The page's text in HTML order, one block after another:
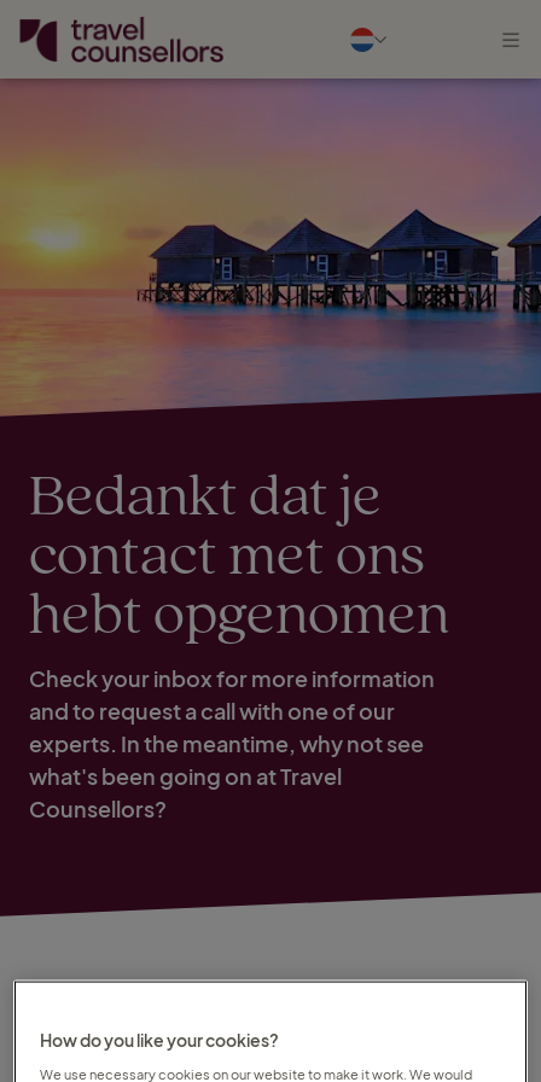
Bedankt dat je
contact met ons
hebt opgenomen
Check your inbox for more information
and to request a call with one of our
experts. In the meantime, why not see
what's been going on at Travel
Counsellors?
How do you like your cookies?
We use necessary cookies on our website to make it work. We would